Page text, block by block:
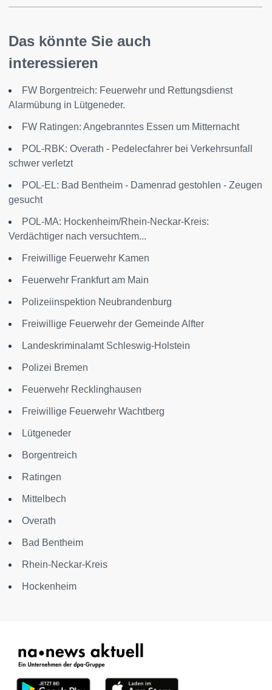
Das könnte Sie auch
interessieren
FW Borgentreich: Feuerwehr und Rettungsdienst
Alarmübung in Lütgeneder.
FW Ratingen: Angebranntes Essen um Mitternacht
POL-RBK: Overath - Pedelecfahrer bei Verkehrsunfall
schwer verletzt
POL-EL: Bad Bentheim - Damenrad gestohlen - Zeugen
gesucht
POL-MA: Hockenheim/Rhein-Neckar-Kreis:
Verdächtiger nach versuchtem...
Freiwillige Feuerwehr Kamen
Feuerwehr Frankfurt am Main
Polizeiinspektion Neubrandenburg
Freiwillige Feuerwehr der Gemeinde Alfter
Landeskriminalamt Schleswig-Holstein
Polizei Bremen
Feuerwehr Recklinghausen
Freiwillige Feuerwehr Wachtberg
Lütgeneder
Borgentreich
Ratingen
Mittelbech
Overath
Bad Bentheim
Rhein-Neckar-Kreis
Hockenheim